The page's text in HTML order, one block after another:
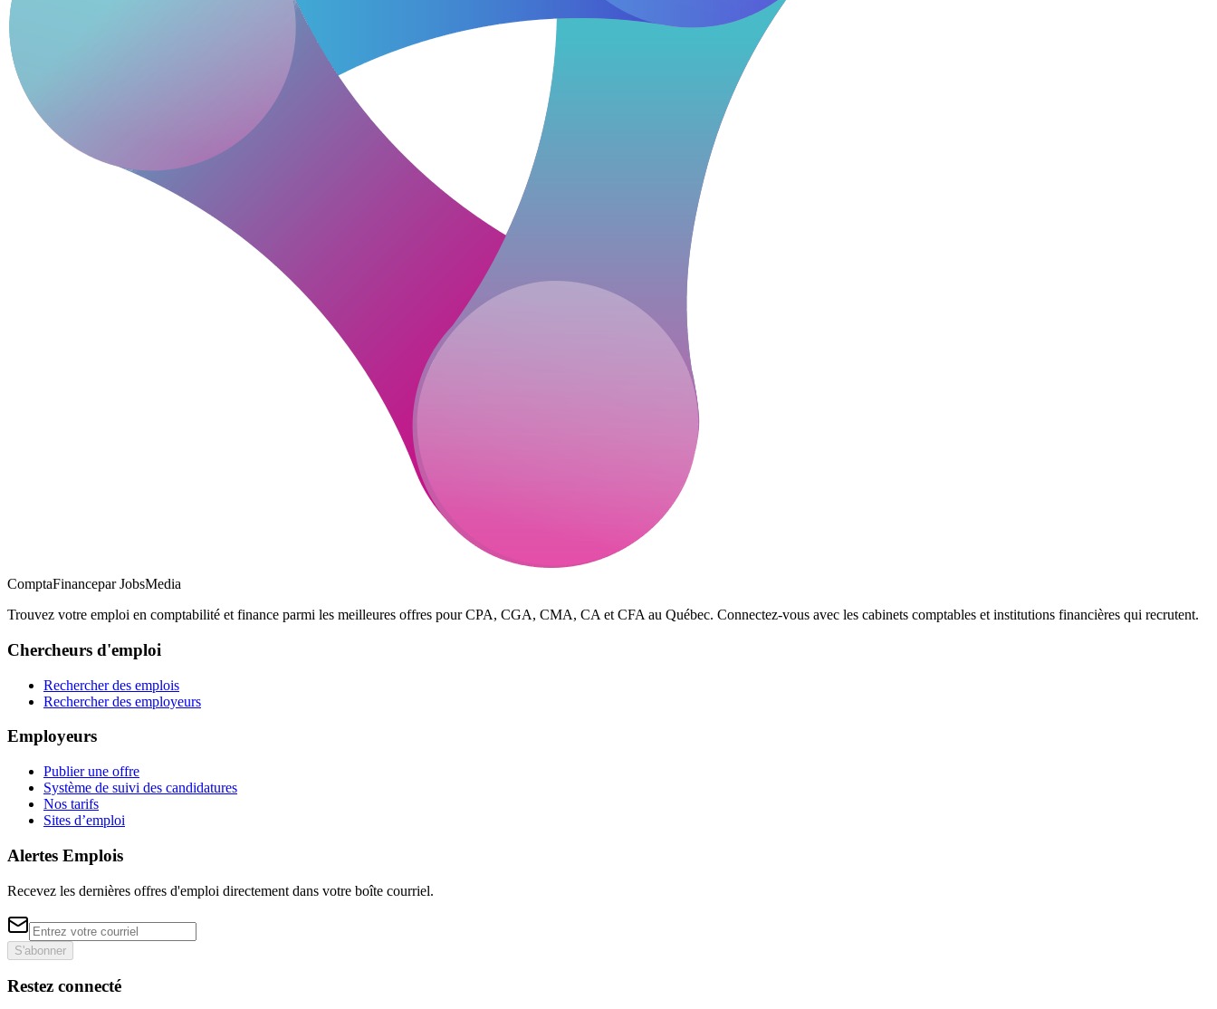
ComptaFinancepar JobsMedia
Trouvez votre emploi en comptabilité et finance parmi les meilleures offres pour CPA, CGA, CMA, CA et CFA au Québec. Connectez-vous avec les cabinets comptables et institutions financières qui recrutent.
Chercheurs d'emploi
Rechercher des emplois
Rechercher des employeurs
Employeurs
Publier une offre
Système de suivi des candidatures
Nos tarifs
Sites d’emploi
Alertes Emplois
Recevez les dernières offres d'emploi directement dans votre boîte courriel.
S'abonner
Restez connecté